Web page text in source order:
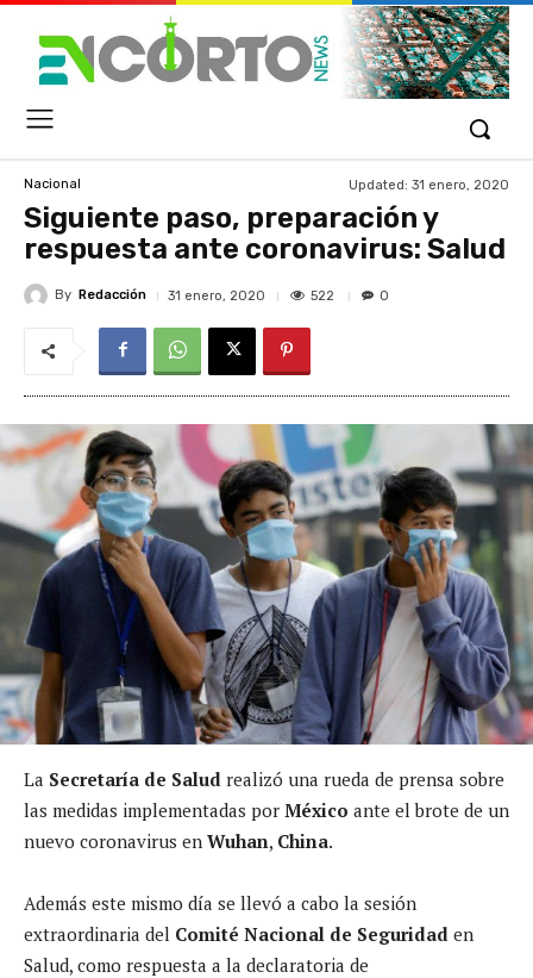
Nacional Updated: 31 enero, 2020
Siguiente paso, preparación y
respuesta ante coronavirus: Salud
By Redacción 31 enero, 2020 522 0
La Secretaría de Salud realizó una rueda de prensa sobre
las medidas implementadas por México ante el brote de un
nuevo coronavirus en Wuhan, China.
Además este mismo día se llevó a cabo la sesión
extraordinaria del Comité Nacional de Seguridad en
Salud, como respuesta a la declaratoria de